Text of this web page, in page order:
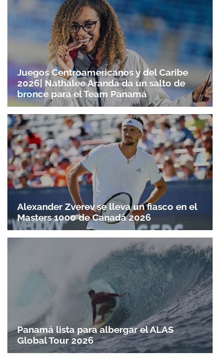
Juegos Centroamericanos y del Caribe
2026| Nathalee Aranda da un salto de
bronce para el Team Panamá
Alexander Zverev se lleva un fiasco en el
Masters 1000 de Canadá 2026
Panamá lista para albergar el ALAS
Global Tour 2026